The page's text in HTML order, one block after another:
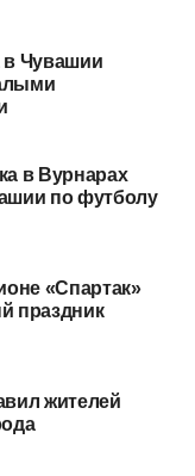
в Чувашии
в Вурнарах
по футболу
«Спартак»
праздник
жителей